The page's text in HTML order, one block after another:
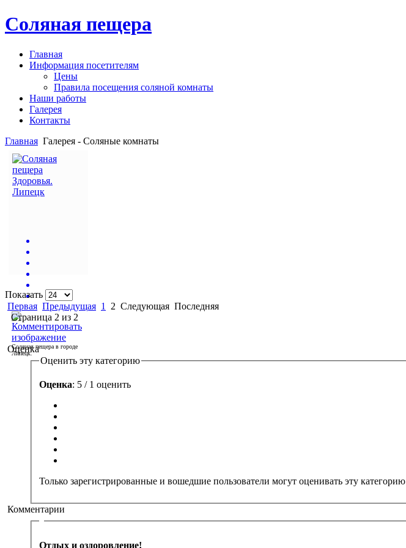
Соляная пещера
Главная
Информация посетителям
Цены
Правила посещения соляной комнаты
Наши работы
Галерея
Контакты
Главная Галерея - Соляные комнаты
Соляная пещера в городе
Липецк.
Показать
Первая Предыдущая 1 2 Следующая Последняя
Страница 2 из 2
Оценка
Оценить эту категорию
Оценка: 5 / 1 оценить
Только зарегистрированные и вошедшие пользователи могут оценивать эту категорию
Комментарии
Отдых и оздоровление!